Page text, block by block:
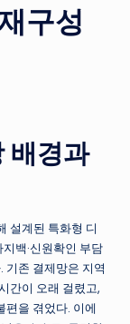
구성
배경과
설계된 특화형 디
백·신원확인 부담
기존 결제망은 지역
간이 오래 걸렸고,
편을 겪었다. 이에